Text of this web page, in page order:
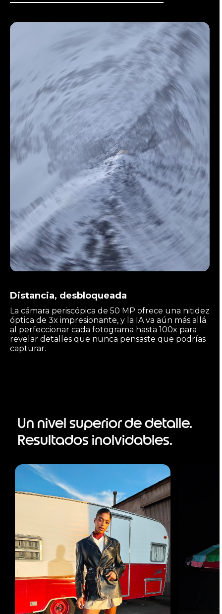
Distancia, desbloqueada
La cámara periscópica de 50 MP ofrece una nitidez
óptica de 3x impresionante, y la IA va aún más allá
al perfeccionar cada fotograma hasta 100x para
revelar detalles que nunca pensaste que podrías
capturar.
Un nivel superior de detalle.
Resultados inolvidables.